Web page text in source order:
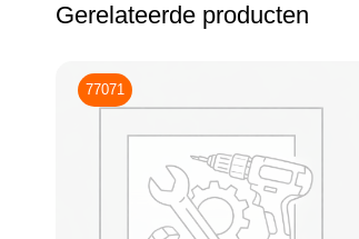
Gerelateerde producten
77071